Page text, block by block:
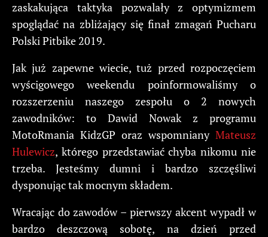
zaskakująca taktyka pozwalały z optymizmem
spoglądać na zbliżający się finał zmagań Pucharu
Polski Pitbike 2019.
Jak już zapewne wiecie, tuż przed rozpoczęciem
wyścigowego weekendu poinformowaliśmy o
rozszerzeniu naszego zespołu o 2 nowych
zawodników: to Dawid Nowak z programu
MotoRmania KidzGP oraz wspomniany Mateusz
Hulewicz, którego przedstawiać chyba nikomu nie
trzeba. Jesteśmy dumni i bardzo szczęśliwi
dysponując tak mocnym składem.
Wracając do zawodów – pierwszy akcent wypadł w
bardzo deszczową sobotę, na dzień przed